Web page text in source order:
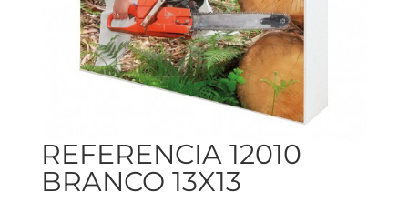
REFERENCIA 12010
BRANCO 13X13